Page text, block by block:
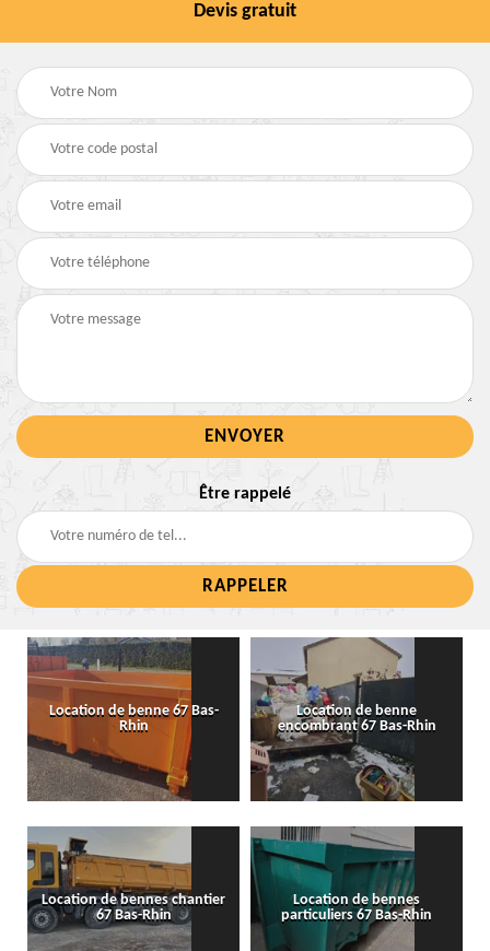
Devis gratuit
Être rappelé
Location de benne 67 Bas-
Rhin
Location de benne
encombrant 67 Bas-Rhin
Location de bennes chantier
67 Bas-Rhin
Location de bennes
particuliers 67 Bas-Rhin